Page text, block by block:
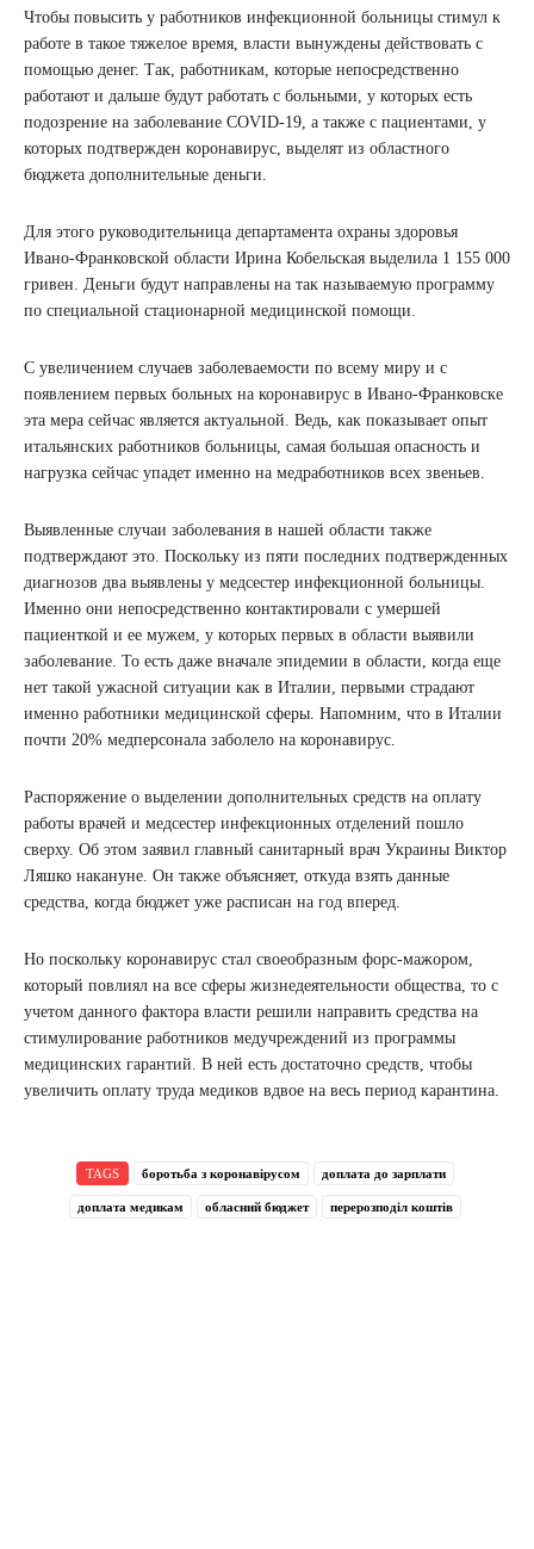
Чтобы повысить у работников инфекционной больницы стимул к
работе в такое тяжелое время, власти вынуждены действовать с
помощью денег. Так, работникам, которые непосредственно
работают и дальше будут работать с больными, у которых есть
подозрение на заболевание COVID-19, а также с пациентами, у
которых подтвержден коронавирус, выделят из областного
бюджета дополнительные деньги.
Для этого руководительница департамента охраны здоровья
Ивано-Франковской области Ирина Кобельская выделила 1 155 000
гривен. Деньги будут направлены на так называемую программу
по специальной стационарной медицинской помощи.
С увеличением случаев заболеваемости по всему миру и с
появлением первых больных на коронавирус в Ивано-Франковске
эта мера сейчас является актуальной. Ведь, как показывает опыт
итальянских работников больницы, самая большая опасность и
нагрузка сейчас упадет именно на медработников всех звеньев.
Выявленные случаи заболевания в нашей области также
подтверждают это. Поскольку из пяти последних подтвержденных
диагнозов два выявлены у медсестер инфекционной больницы.
Именно они непосредственно контактировали с умершей
пациенткой и ее мужем, у которых первых в области выявили
заболевание. То есть даже вначале эпидемии в области, когда еще
нет такой ужасной ситуации как в Италии, первыми страдают
именно работники медицинской сферы. Напомним, что в Италии
почти 20% медперсонала заболело на коронавирус.
Распоряжение о выделении дополнительных средств на оплату
работы врачей и медсестер инфекционных отделений пошло
сверху. Об этом заявил главный санитарный врач Украины Виктор
Ляшко накануне. Он также объясняет, откуда взять данные
средства, когда бюджет уже расписан на год вперед.
Но поскольку коронавирус стал своеобразным форс-мажором,
который повлиял на все сферы жизнедеятельности общества, то с
учетом данного фактора власти решили направить средства на
стимулирование работников медучреждений из программы
медицинских гарантий. В ней есть достаточно средств, чтобы
увеличить оплату труда медиков вдвое на весь период карантина.
TAGS боротьба з коронавірусом доплата до зарплати
доплата медикам обласний бюджет перерозподіл коштів